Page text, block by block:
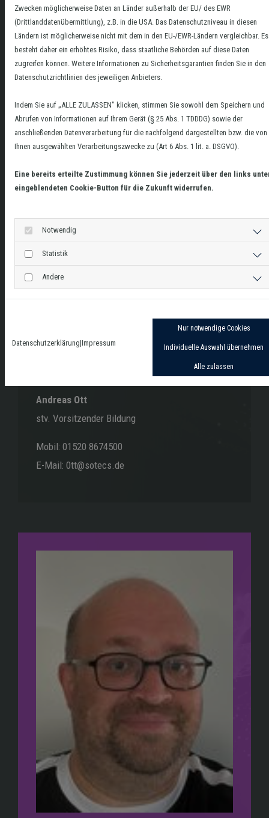
Andreas Ott
stv. Vorsitzender Bildung
Mobil: 01520 8674500
E-Mail: 0tt@sotecs.de
Zwecken möglicherweise Daten an Länder außerhalb der EU/ des EWR
(Drittlanddatenübermittlung), z.B. in die USA. Das Datenschutzniveau in diesen
Ländern ist möglicherweise nicht mit dem in den EU-/EWR-Ländern vergleichbar. Es
besteht daher ein erhöhtes Risiko, dass staatliche Behörden auf diese Daten
zugreifen können. Weitere Informationen zu Sicherheitsgarantien finden Sie in den
Datenschutzrichtlinien des jeweiligen Anbieters.
Indem Sie auf „ALLE ZULASSEN" klicken, stimmen Sie sowohl dem Speichern und
Abrufen von Informationen auf Ihrem Gerät (§ 25 Abs. 1 TDDDG) sowie der
anschließenden Datenverarbeitung für die nachfolgend dargestellten bzw. die von
Ihnen ausgewählten Verarbeitungszwecke zu (Art 6 Abs. 1 lit. a. DSGVO).
Eine bereits erteilte Zustimmung können Sie jederzeit über den links
eingeblendeten Cookie-Button für die Zukunft widerrufen.
Notwendig
Statistik
Andere
Datenschutzerklärung|Impressum
Nur notwendige Cookies
Individuelle Auswahl übernehmen
Alle zulassen